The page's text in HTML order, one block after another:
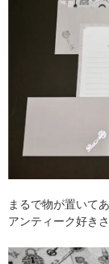
まるで物が置いて
アンティーク好き